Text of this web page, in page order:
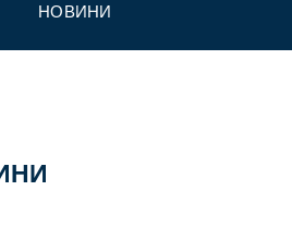
НОВИНИ